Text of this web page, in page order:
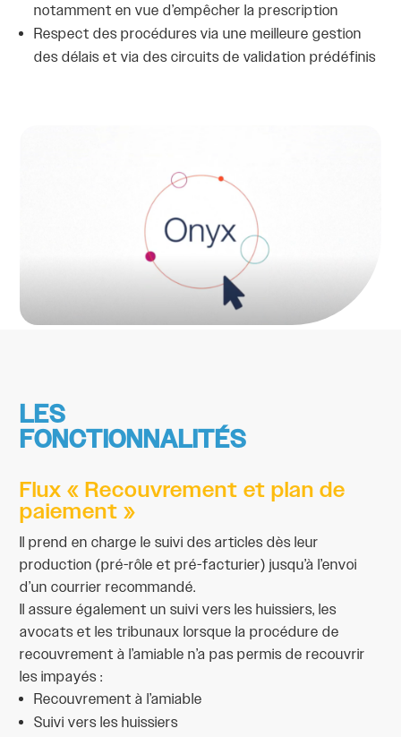
notamment en vue d’empêcher la prescription
Respect des procédures via une meilleure gestion
des délais et via des circuits de validation prédéfinis
LES
FONCTIONNALITÉS
Flux « Recouvrement et plan de
paiement »
Il prend en charge le suivi des articles dès leur
production (pré-rôle et pré-facturier) jusqu’à l’envoi
d’un courrier recommandé.
Il assure également un suivi vers les huissiers, les
avocats et les tribunaux lorsque la procédure de
recouvrement à l’amiable n’a pas permis de recouvrir
les impayés :
Recouvrement à l’amiable
Suivi vers les huissiers